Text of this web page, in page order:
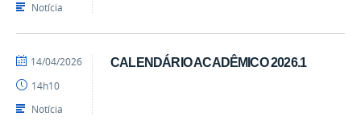
Notícia
CALENDÁRIO ACADÊMICO 2026.1
por
publicado
14/04/2026
14h10
Notícia